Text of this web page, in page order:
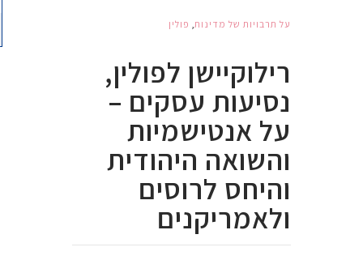
על תרבויות של מדינות, פולין
רילוקיישן לפולין,
נסיעות עסקים –
על אנטישמיות
והשואה היהודית
והיחס לרוסים
ולאמריקנים